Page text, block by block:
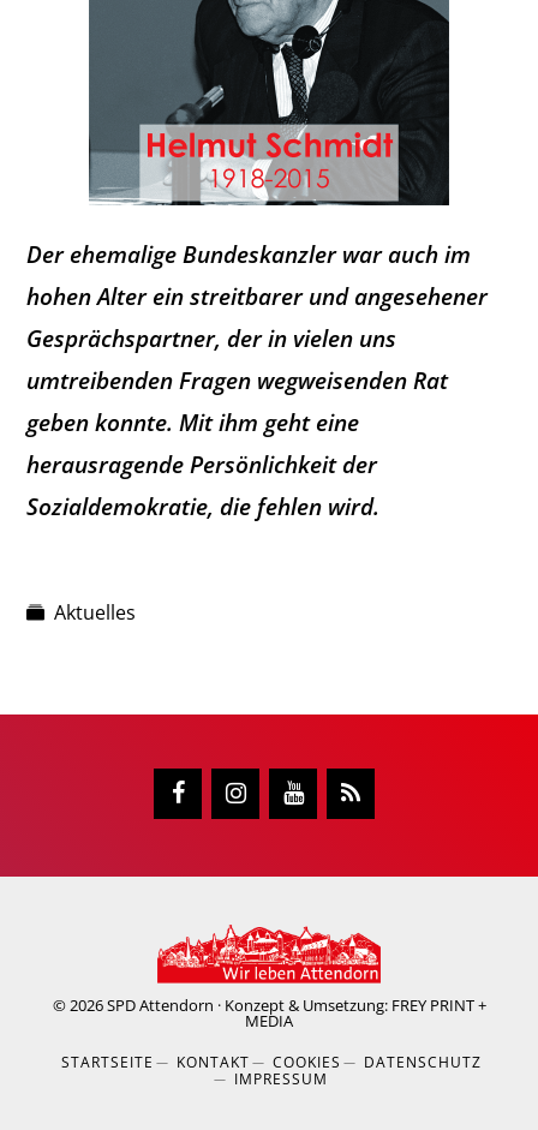
Der ehemalige Bundeskanzler war auch im
hohen Alter ein streitbarer und angesehener
Gesprächspartner, der in vielen uns
umtreibenden Fragen wegweisenden Rat
geben konnte. Mit ihm geht eine
herausragende Persönlichkeit der
Sozialdemokratie, die fehlen wird.
Aktuelles
© 2026SPD Attendorn · Konzept & Umsetzung: FREY PRINT +
MEDIA
STARTSEITE KONTAKT COOKIES
DATENSCHUTZ
IMPRESSUM